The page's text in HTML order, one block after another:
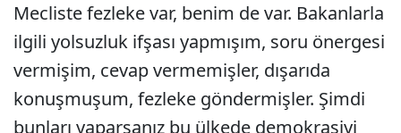
Mecliste fezleke var, benim de var. Bakanlarla
ilgili yolsuzluk ifşası yapmışım, soru önergesi
vermişim, cevap vermemişler, dışarıda
konuşmuşum, fezleke göndermişler. Şimdi
bunları yaparsanız bu ülkede demokrasiyi